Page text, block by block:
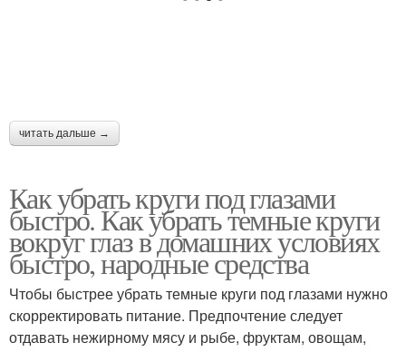
читать дальше →
Как убрать круги под глазами
быстро. Как убрать темные круги
вокруг глаз в домашних условиях
быстро, народные средства
Чтобы быстрее убрать темные круги под глазами нужно
скорректировать питание. Предпочтение следует
отдавать нежирному мясу и рыбе, фруктам, овощам,